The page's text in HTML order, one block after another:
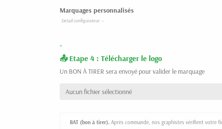
Marquages personnalisés
-
Etape 4 : Télécharger le logo
Un BON À TIRER sera envoyé pour valider le marquage
Aucun fichier sélectionné
BAT (bon à tirer). Après commande, nos graphistes vérifient votre